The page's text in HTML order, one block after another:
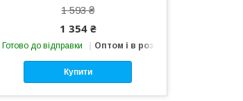
1 593 ₴
1 354 ₴
Готово до відправки Оптом і в роздріб
Купити